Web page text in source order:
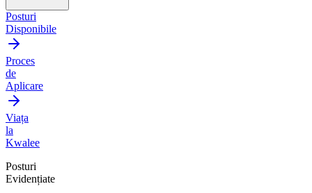
Posturi
Disponibile
Proces
de
Aplicare
Viața
la
Kwalee
Posturi
Evidențiate